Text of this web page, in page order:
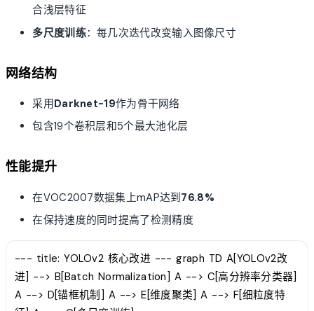
合浅层特征
多尺度训练：每几次迭代改变输入图像尺寸
网络结构
采用Darknet-19作为骨干网络
包含19个卷积层和5个最大池化层
性能提升
在VOC2007数据集上mAP达到76.8%
在保持速度的同时提高了检测精度
--- title: YOLOv2 核心改进 --- graph TD A[YOLOv2改
进] --> B[Batch Normalization] A --> C[高分辨率分类器]
A --> D[锚框机制] A --> E[维度聚类] A --> F[细粒度特